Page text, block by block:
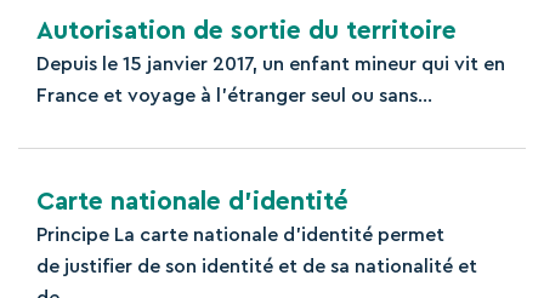
Autorisation de sortie du territoire
Depuis le 15 janvier 2017, un enfant mineur qui vit en
France et voyage à l'étranger seul ou sans...
Carte nationale d’identité
Principe La carte nationale d’identité permet
de justifier de son identité et de sa nationalité et